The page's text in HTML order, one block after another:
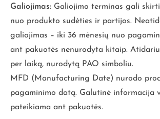
Galiojimas: Galiojimo terminas gali
nuo produkto sudėties ir partijos.
galiojimas – iki 36 mėnesių nuo
ant pakuotės nenurodyta kitaip.
per laiką, nurodytą PAO simboliu.
MFD (Manufacturing Date) nurodo
pagaminimo datą. Galutinė informacija
pateikiama ant pakuotės.